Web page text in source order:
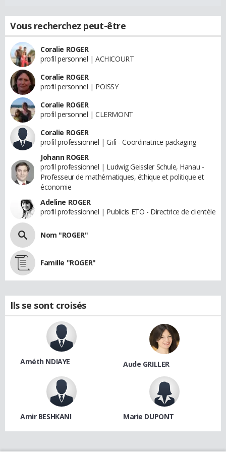
Vous recherchez peut-être
Coralie ROGER
profil personnel | ACHICOURT
Coralie ROGER
profil personnel | POISSY
Coralie ROGER
profil personnel | CLERMONT
Coralie ROGER
profil professionnel | Gifi - Coordinatrice packaging
Johann ROGER
profil professionnel | Ludwig Geissler Schule, Hanau -
Professeur de mathématiques, éthique et politique et
économie
Adeline ROGER
profil professionnel | Publicis ETO - Directrice de clientèle
Nom "ROGER"
Famille "ROGER"
Ils se sont croisés
Améth NDIAYE Aude GRILLER
Amir BESHKANI Marie DUPONT